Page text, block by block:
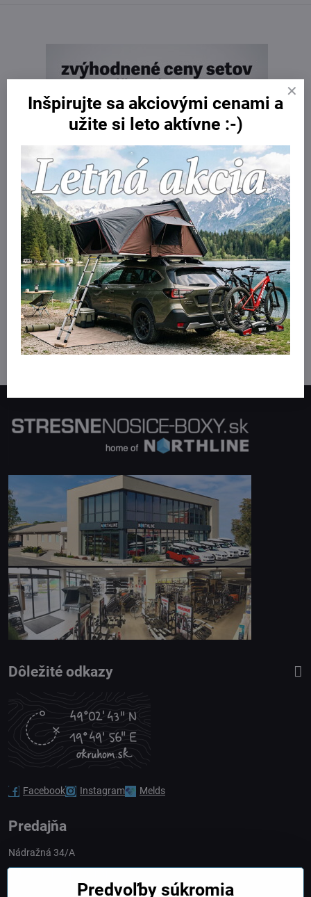
Dôležité odkazy
Facebook Instagram Melds
Predajňa
Nádražná 34/A
Predvoľby súkromia
Inšpirujte sa akciovými cenami a
užite si leto aktívne :-)